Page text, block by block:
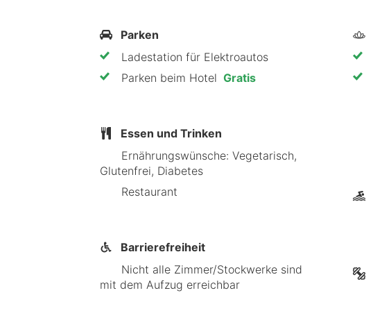
Parken
Ladestation für Elektroautos
Parken beim Hotel Gratis
Essen und Trinken
Glutenfrei, Diabetes
Restaurant
Barrierefreiheit
mit dem Aufzug erreichbar